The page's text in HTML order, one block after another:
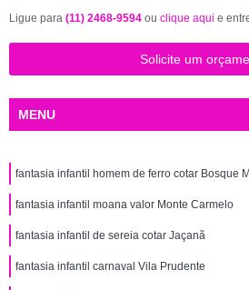
Ligue para (11) 2468-9594 ou clique aqui e
Solicite um
MENU
fantasia infantil homem de ferro cotar Bosque
fantasia infantil moana valor Monte Carmelo
fantasia infantil de sereia cotar Jaçanã
fantasia infantil carnaval Vila Prudente